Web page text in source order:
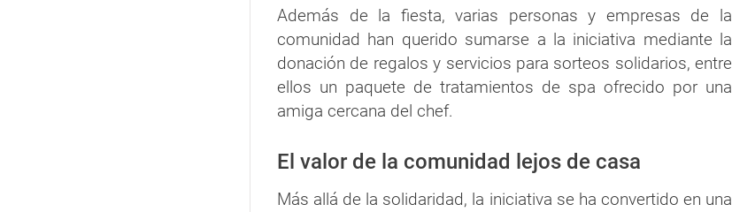
Además de la fiesta, varias personas y empresas de la
comunidad han querido sumarse a la iniciativa mediante la
donación de regalos y servicios para sorteos solidarios, entre
ellos un paquete de tratamientos de spa ofrecido por una
amiga cercana del chef.
El valor de la comunidad lejos de casa
Más allá de la solidaridad, la iniciativa se ha convertido en una